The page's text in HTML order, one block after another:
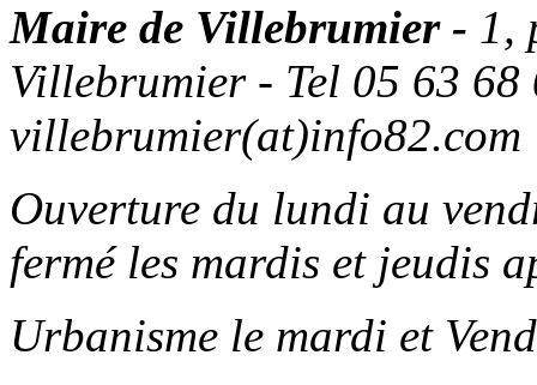
Maire de Villebrumier - 1,
Villebrumier - Tel 05 63
villebrumier(at)info82.com
Ouverture du lundi au
fermé les mardis et jeudis
Urbanisme le mardi et